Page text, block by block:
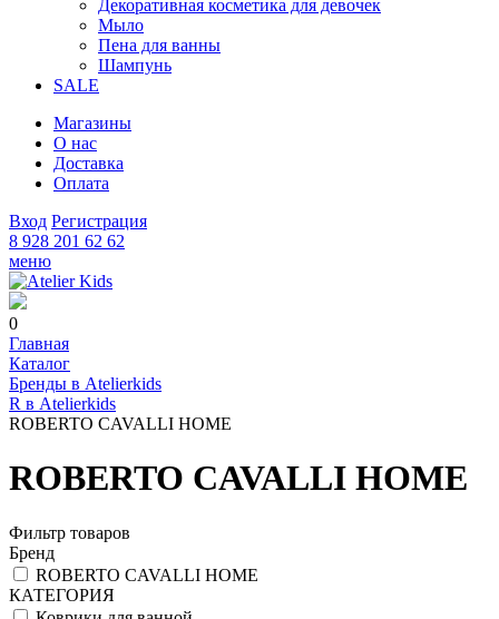
Декоративная косметика для девочек
Мыло
Пена для ванны
Шампунь
SALE
Магазины
О нас
Доставка
Оплата
Вход Регистрация
8 928 201 62 62
меню
0
Главная
Каталог
Бренды в Atelierkids
R в Atelierkids
ROBERTO CAVALLI HOME
ROBERTO CAVALLI HOME
Фильтр товаров
Бренд
ROBERTO CAVALLI HOME
КАТЕГОРИЯ